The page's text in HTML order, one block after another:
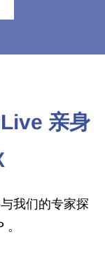
亲身
我们的专家探